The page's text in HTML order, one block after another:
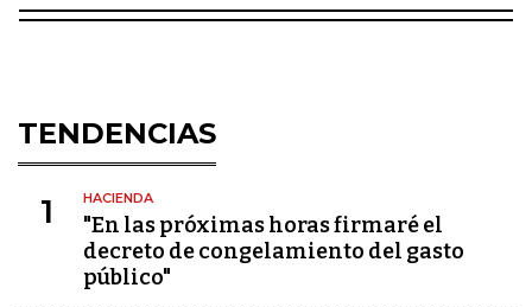
TENDENCIAS
1 HACIENDA
"En las próximas horas firmaré el
decreto de congelamiento del gasto
público"